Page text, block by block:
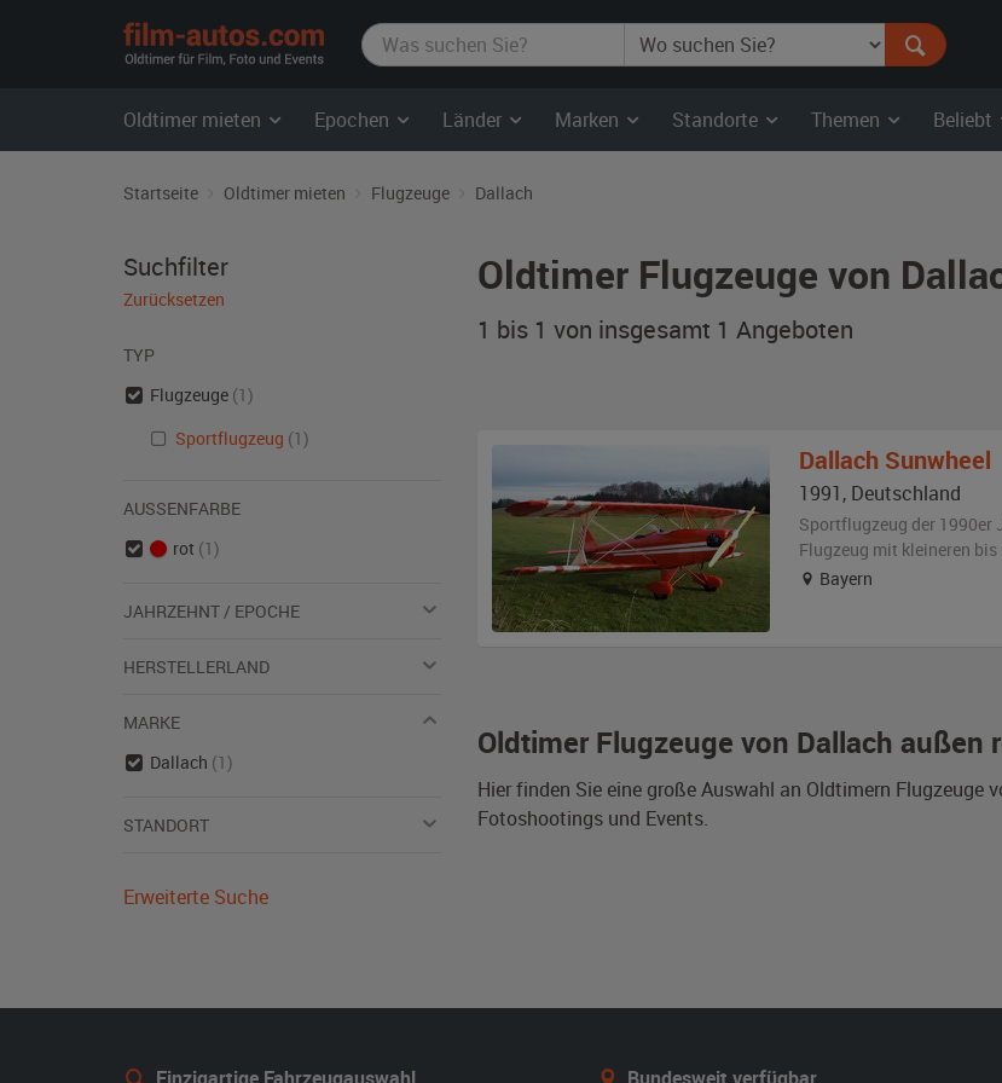
film-
autos.com
Oldtimer mieten Epochen Länder Marken Standorte Themen Beliebt
Startseite Oldtimer mieten Flugzeuge Dallach
Oldtimer Flugzeuge von
1 bis 1 von insgesamt 1 Angeboten
Oldtimer Flugzeuge von Dallach außen
Hier finden Sie eine große Auswahl an Oldtimern
Fotoshootings und Events.
Dallach Sunwheel
1991, Deutschland
Sportflugzeug der 1990er
Flugzeug mit kleineren
Bayern
Suchfilter
Zurücksetzen
TYP
Flugzeuge (1)
Sportflugzeug (1)
AUSSENFARBE
rot (1)
JAHRZEHNT / EPOCHE
HERSTELLERLAND
MARKE
Dallach (1)
STANDORT
Erweiterte Suche